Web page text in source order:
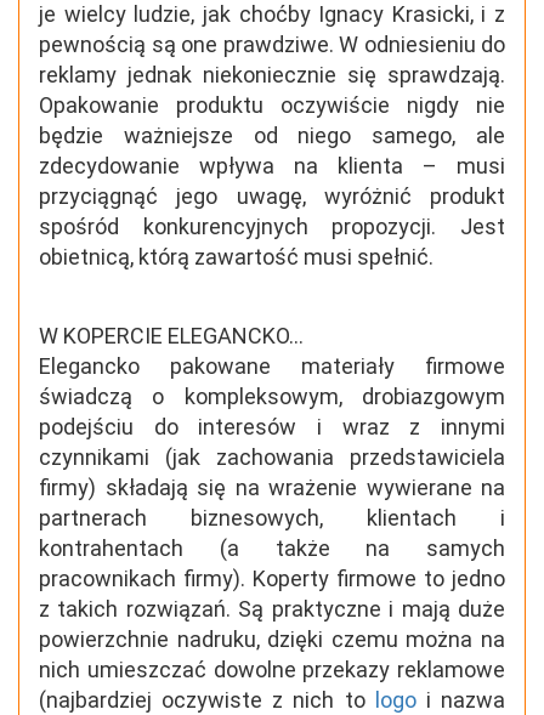
je wielcy ludzie, jak choćby Ignacy Krasicki, i z
pewnością są one prawdziwe. W odniesieniu do
reklamy jednak niekoniecznie się sprawdzają.
Opakowanie produktu oczywiście nigdy nie
będzie ważniejsze od niego samego, ale
zdecydowanie wpływa na klienta – musi
przyciągnąć jego uwagę, wyróżnić produkt
spośród konkurencyjnych propozycji. Jest
obietnicą, którą zawartość musi spełnić.
W KOPERCIE ELEGANCKO...
Elegancko pakowane materiały firmowe
świadczą o kompleksowym, drobiazgowym
podejściu do interesów i wraz z innymi
czynnikami (jak zachowania przedstawiciela
firmy) składają się na wrażenie wywierane na
partnerach biznesowych, klientach i
kontrahentach (a także na samych
pracownikach firmy). Koperty firmowe to jedno
z takich rozwiązań. Są praktyczne i mają duże
powierzchnie nadruku, dzięki czemu można na
nich umieszczać dowolne przekazy reklamowe
(najbardziej oczywiste z nich to
logo i nazwa